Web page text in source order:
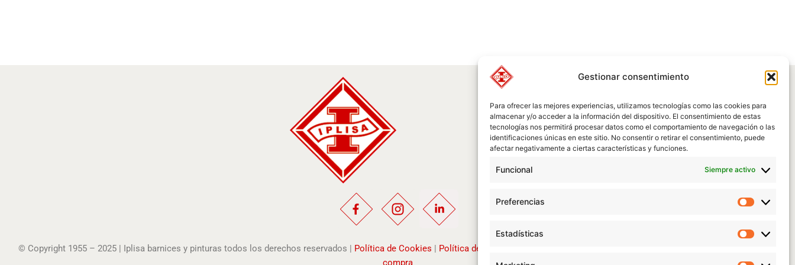
Gestionar consentimiento
Para ofrecer las mejores experiencias, utilizamos tecnologías como las cookies para
almacenar y/o acceder a la información del dispositivo. El consentimiento de estas
tecnologías nos permitirá procesar datos como el comportamiento de navegación o las
identificaciones únicas en este sitio. No consentir o retirar el consentimiento, puede
afectar negativamente a ciertas características y funciones.
Funcional Siempre activo
Preferencias
Estadísticas
© Copyright 1955 – 2025 | Iplisa barnices y pinturas todos los derechos reservados | Política de Cookies | Política de Privacidad
compra